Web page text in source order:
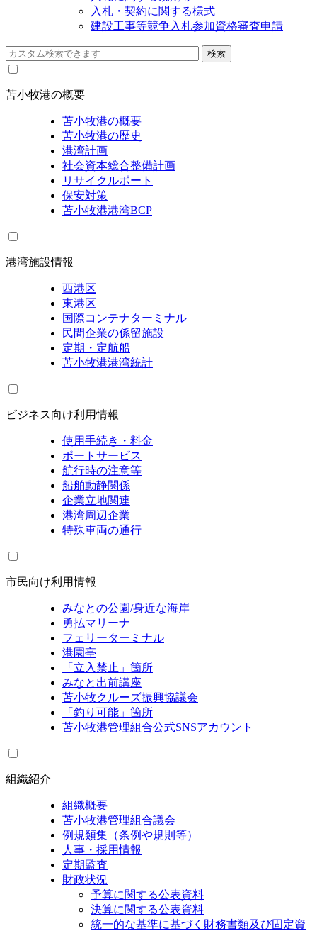
入札・契約に関する様式
建設工事等競争入札参加資格審査申請
苫小牧港の概要
苫小牧港の概要
苫小牧港の歴史
港湾計画
社会資本総合整備計画
リサイクルポート
保安対策
苫小牧港港湾BCP
港湾施設情報
西港区
東港区
国際コンテナターミナル
民間企業の係留施設
定期・定航船
苫小牧港港湾統計
ビジネス向け利用情報
使用手続き・料金
ポートサービス
航行時の注意等
船舶動静関係
企業立地関連
港湾周辺企業
特殊車両の通行
市民向け利用情報
みなとの公園/身近な海岸
勇払マリーナ
フェリーターミナル
港園亭
「立入禁止」箇所
みなと出前講座
苫小牧クルーズ振興協議会
「釣り可能」箇所
苫小牧港管理組合公式SNSアカウント
組織紹介
組織概要
苫小牧港管理組合議会
例規類集（条例や規則等）
人事・採用情報
定期監査
財政状況
予算に関する公表資料
決算に関する公表資料
統一的な基準に基づく財務書類及び固定資